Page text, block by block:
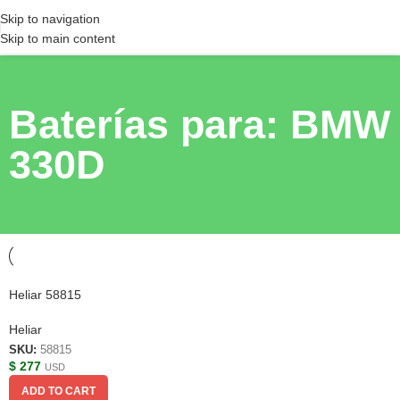
Skip to navigation
Skip to main content
Baterías para: BMW
330D
Heliar 58815
Heliar
SKU: 58815
$ 277 USD
ADD TO CART